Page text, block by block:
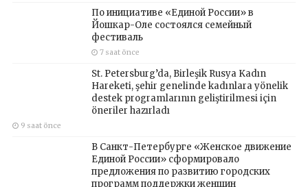
По инициативе «Единой России» в
Йошкар-Оле состоялся семейный
фестиваль
7 saat önce
St. Petersburg’da, Birleşik Rusya Kadın
Hareketi, şehir genelinde kadınlara yönelik
destek programlarının geliştirilmesi için
öneriler hazırladı
9 saat önce
В Санкт-Петербурге «Женское движение
Единой России» сформировало
предложения по развитию городских
программ поддержки женщин